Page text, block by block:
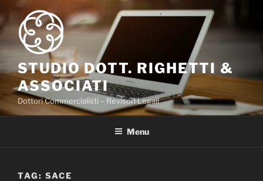
Salta
contenuto
STUDIO DOTT. RIGHETTI &
ASSOCIATI
Dottori Commercialisti – Revisori Legali
Menu
TAG: SACE